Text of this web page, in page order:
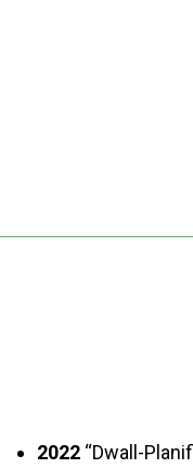
2022 “Dwall-